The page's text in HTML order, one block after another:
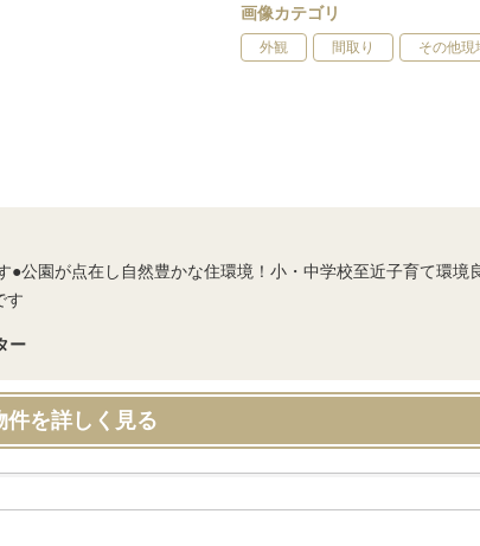
画像カテゴリ
外観 間取り その他現
●公園が点在し自然豊かな住環境！小・中学校至近子育て環境
す
ー
件を詳しく見る